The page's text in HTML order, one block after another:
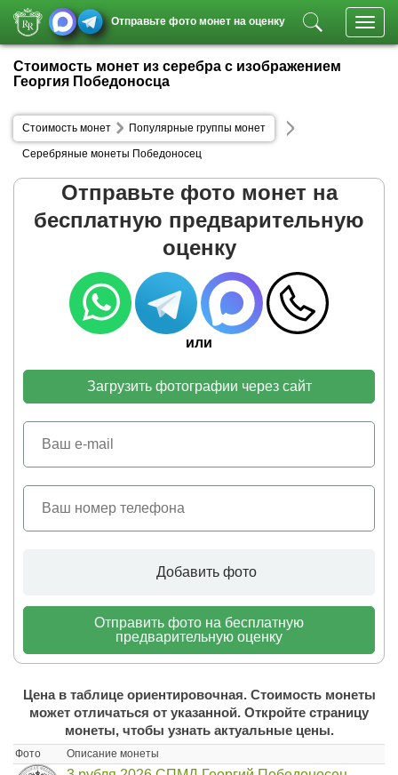
Отправьте фото монет на оценку
Стоимость монет из серебра с изображением
Георгия Победоносца
Стоимость монет Популярные группы монет
Серебряные монеты Победоносец
Отправьте фото монет на
бесплатную предварительную
оценку
или
Загрузить фотографии через сайт
Добавить фото
Отправить фото на бесплатную
предварительную оценку
Цена в таблице ориентировочная. Стоимость монеты
может отличаться от указанной. Откройте страницу
монеты, чтобы узнать актуальные цены.
Фото Описание монеты